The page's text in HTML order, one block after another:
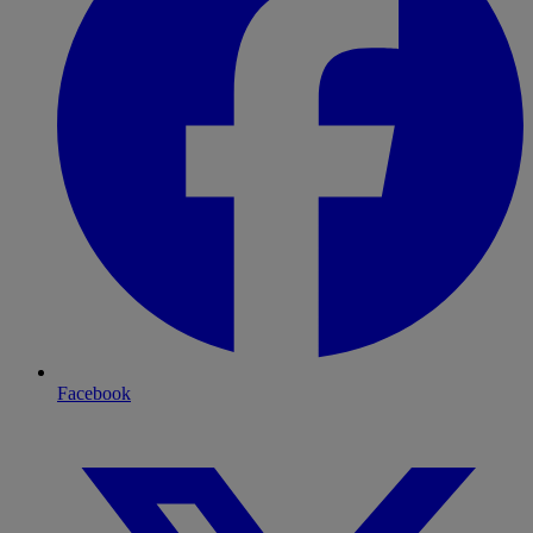
Facebook